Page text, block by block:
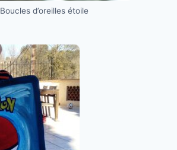
Boucles d’oreilles étoile